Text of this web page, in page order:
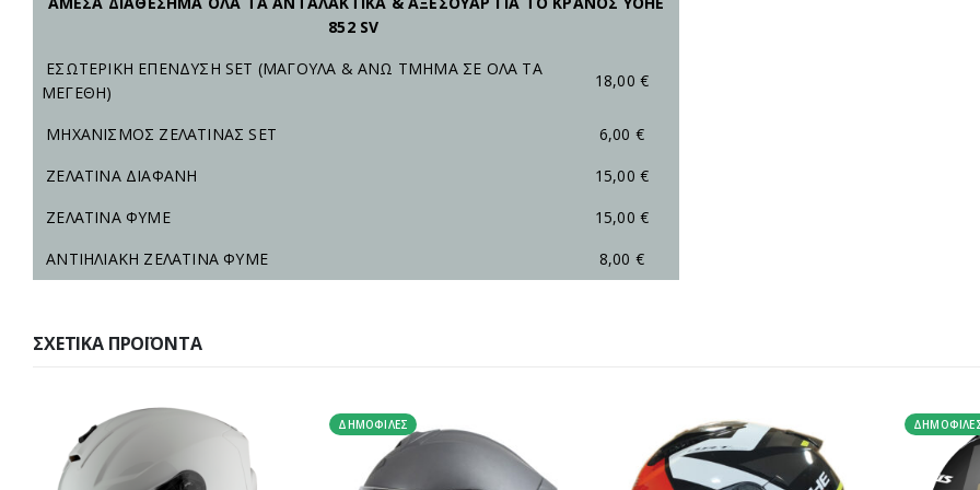
852 SV
ΕΣΩΤΕΡΙΚΗ ΕΠΕΝΔΥΣΗ SET (ΜΑΓΟΥΛΑ & ΑΝΩ ΤΜΗΜΑ ΣΕ ΟΛΑ ΤΑ
ΜΕΓΕΘΗ)
18,00 €
ΜΗΧΑΝΙΣΜΟΣ ΖΕΛΑΤΙΝΑΣ SET
6,00 €
ΖΕΛΑΤΙΝΑ ΔΙΑΦΑΝΗ
15,00 €
ΖΕΛΑΤΙΝΑ ΦΥΜΕ
15,00 €
ΑΝΤΙΗΛΙΑΚΗ ΖΕΛΑΤΙΝΑ ΦΥΜΕ
8,00 €
ΣΧΕΤΙΚΆ ΠΡΟΪΌΝΤΑ
ΔΗΜΟΦΙΛΈΣ